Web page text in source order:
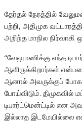
தேர்தல் நேரத்தில்
பற்றி, அதிமுக
அறிந்த மாநில நிர்வாகி
‘‘வேலுமணிக்கு எந்த
ஆளிருக்கிறார்கள்
ஆனால் அவருக்குப்
போய்விடும். திமுகவில்
டிபார்ட்மென்ட்டில் என
இல்லாத இடமேயில்லை